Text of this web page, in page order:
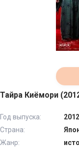
Тайра Киёмори
Год выпуска:
2012
Страна:
Жанр: